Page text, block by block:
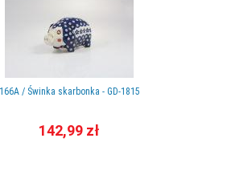
166A / Świnka skarbonka - GD-1815
142,99 zł